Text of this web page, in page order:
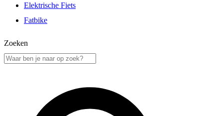
Elektrische Fiets
Fatbike
Zoeken